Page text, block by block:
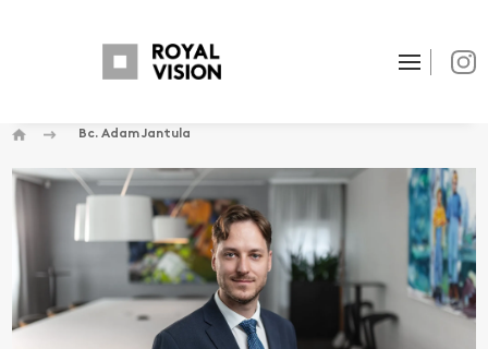
Bc. Adam Jantula